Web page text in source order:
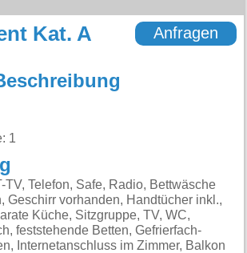
Kat. A Anfragen
1
TV, Telefon, Safe, Radio, Bettwäsche
Geschirr vorhanden, Handtücher inkl.,
Küche, Sitzgruppe, TV, WC,
feststehende Betten, Gefrierfach-
Internetanschluss im Zimmer, Balkon